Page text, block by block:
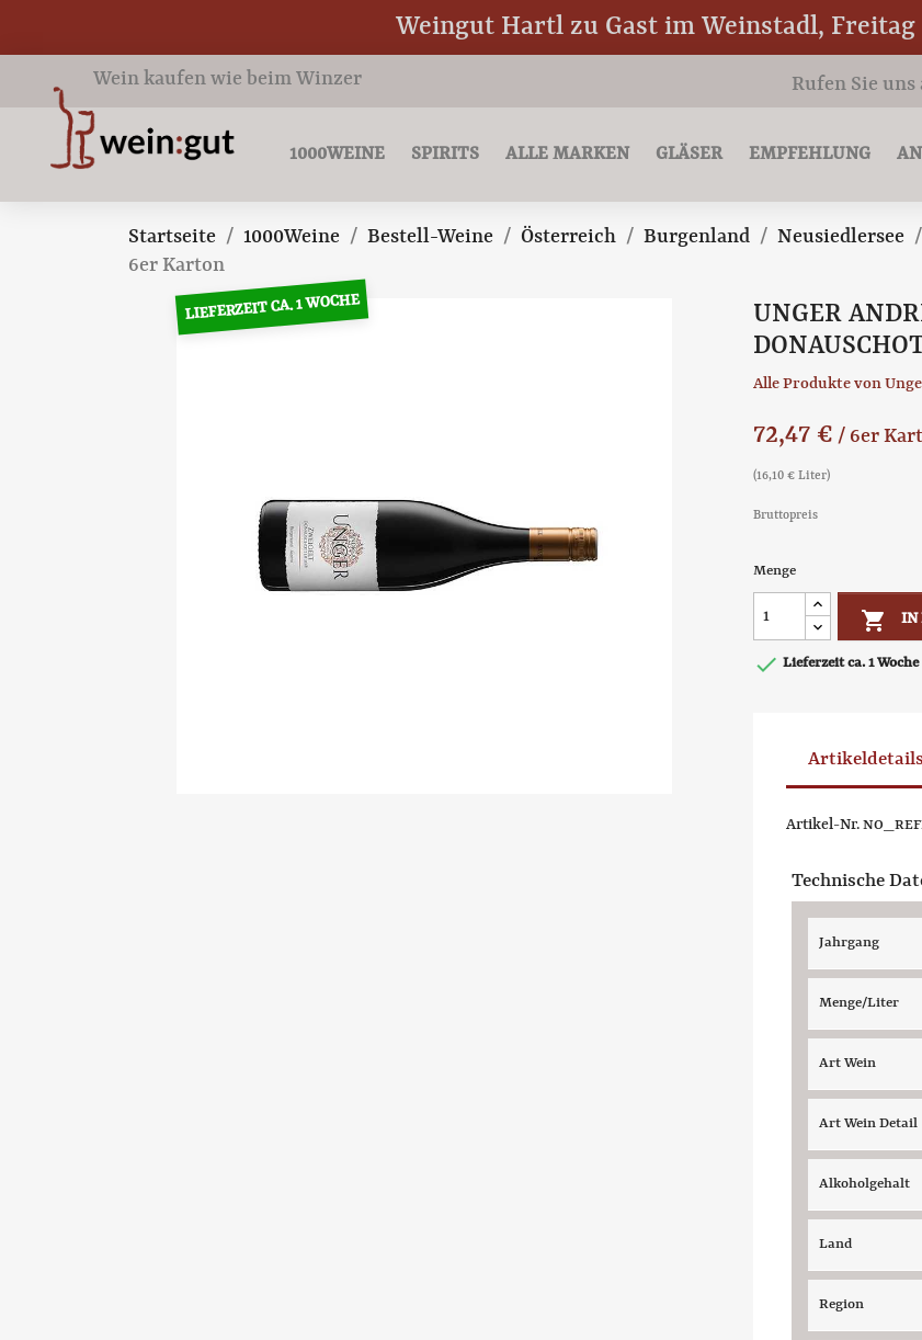
Weingut Hartl zu Gast im Weinstadl, Freitag
Wein kaufen wie beim Winzer Rufen Sie uns
1000WEINE SPIRITS ALLE MARKEN GLÄSER EMPFEHLUNG
Startseite 1000Weine Bestell-Weine Österreich Burgenland Neusiedlersee
6er Karton
LIEFERZEIT CA. 1 WOCHE
UNGER
Alle Produkte von
72,47 € / 6er
(16,10 € Liter)
Bruttopreis
Menge
 IN
 Lieferzeit ca. 1 Woche
Artikeldetails
Artikel-Nr.
Technische
Jahrgang
Menge/Liter
Art Wein
Art Wein Detail
Alkoholgehalt
Land
Region